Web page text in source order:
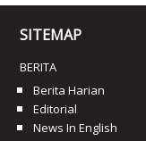
SITEMAP
BERITA
Berita Harian
Editorial
News In English